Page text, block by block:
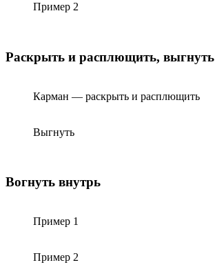
Пример 2
Раскрыть и расплющить, выгнуть
Карман — раскрыть и расплющить
Выгнуть
Вогнуть внутрь
Пример 1
Пример 2